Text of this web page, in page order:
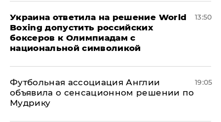
Украина ответила на решение World
Boxing допустить российских
боксеров к Олимпиадам с
национальной символикой
13:50
Футбольная ассоциация Англии
объявила о сенсационном решении по
Мудрику
19:05